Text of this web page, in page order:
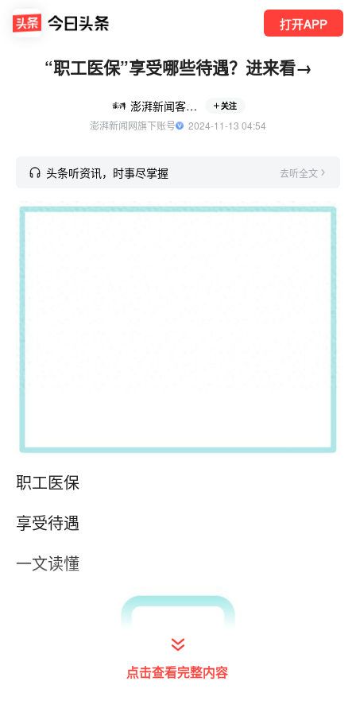
打开APP
“职工医保”享受哪些待遇？进来看→
澎湃新闻客户端 关注
澎湃新闻网旗下账号
  2024-11-13 04:54
头条听资讯，时事尽掌握 去听全文
职工医保
享受待遇
一文读懂
点击查看完整内容